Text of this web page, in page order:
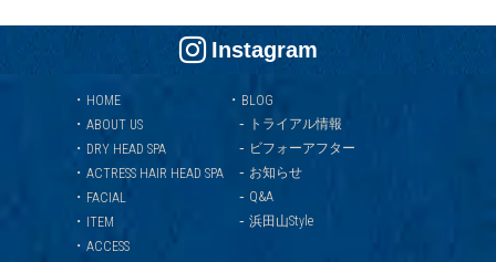
Instagram
・ HOME
・ ABOUT US
・ DRY HEAD SPA
・ ACTRESS HAIR HEAD SPA
・ FACIAL
・ ITEM
・ ACCESS
・ BLOG
- トライアル情報
- ビフォーアフター
- お知らせ
- Q&A
- 浜田山Style